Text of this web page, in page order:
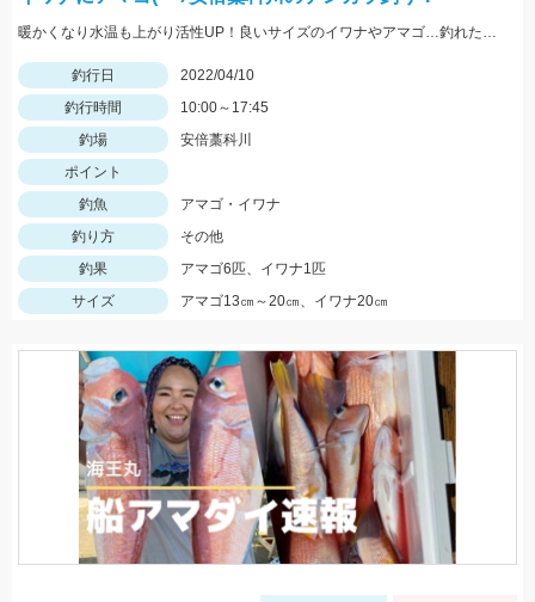
暖かくなり水温も上がり活性UP！良いサイズのイワナやアマゴ…釣れた時の嬉しさはひとしおです。イワナは太字の針使用。
釣行日
2022/04/10
釣行時間
10:00～17:45
釣場
安倍藁科川
ポイント
釣魚
アマゴ・イワナ
釣り方
その他
釣果
アマゴ6匹、イワナ1匹
サイズ
アマゴ13㎝～20㎝、イワナ20㎝